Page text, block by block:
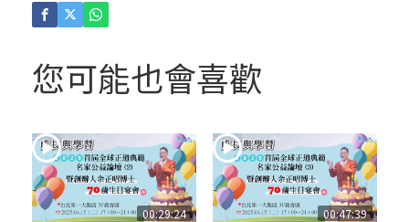
人相遇
(2)黃敏正主教帶你做「四旬期避靜」—【逾
越的智慧】：七項齋戒的意義與益處
您可能也會喜歡
00:29:24 00:47:39